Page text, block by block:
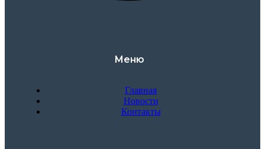
Меню
Главная
Новости
Контакты